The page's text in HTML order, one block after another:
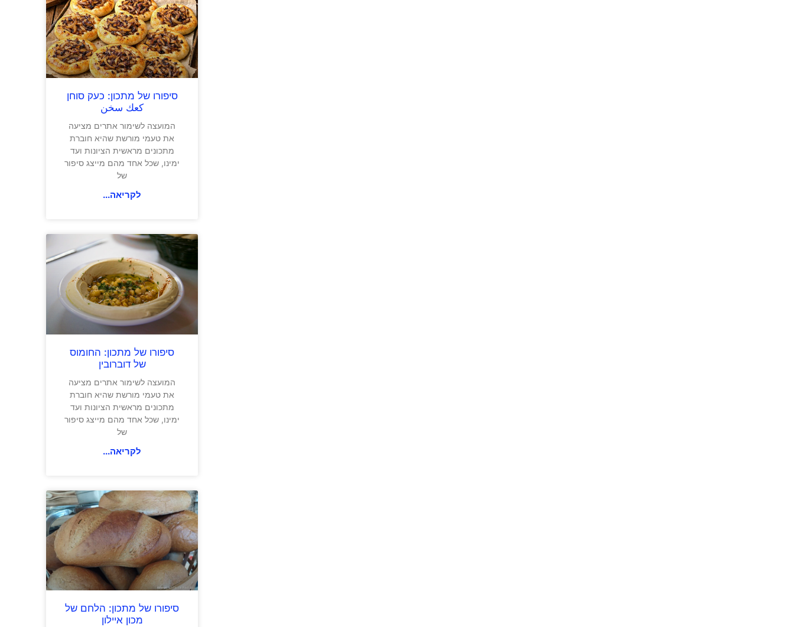
סיפורו של מתכון: כעק סוחן
كعك سخن
המועצה לשימור אתרים מציעה
את טעמי מורשת שהיא חוברת
מתכונים מראשית הציונות ועד
ימינו, שכל אחד מהם מייצג סיפור
של
לקריאה...
סיפורו של מתכון: החומוס
של דוברובין
המועצה לשימור אתרים מציעה
את טעמי מורשת שהיא חוברת
מתכונים מראשית הציונות ועד
ימינו, שכל אחד מהם מייצג סיפור
של
לקריאה...
סיפורו של מתכון: הלחם של
מכון איילון